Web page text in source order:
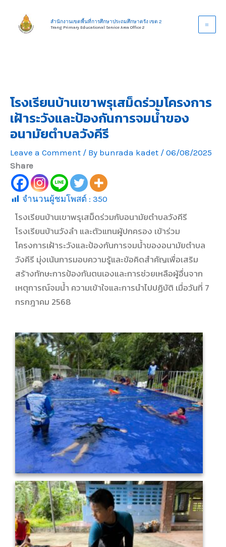
content
สำนักงานเขตพื้นที่การศึกษาประถมศึกษาตรัง เขต 2
Trang Primary Educational Service Area Office 2
โรงเรียนบ้านเขาพรุเสม็ดร่วมโครงการ
เฝ้าระวังและป้องกันการจมน้ำของ
อนามัยตำบลวังคีรี
Leave a Comment / By bunrada kadet / 06/08/2025
Share
จำนวนผู้ชมโพสต์ : 350
โรงเรียนบ้านเขาพรุเสม็ดร่วมกับอนามัยตำบลวังคีรี
โรงเรียนบ้านวังลำ และตัวแทนผู้ปกครอง เข้าร่วม
โครงการเฝ้าระวังและป้องกันการจมน้ำของอนามัยตำบล
วังคีรี มุ่งเน้นการมอบความรู้และข้อคิดสำคัญเพื่อเสริม
สร้างทักษะการป้องกันตนเองและการช่วยเหลือผู้อื่นจาก
เหตุการณ์จมน้ำ ความเข้าใจและการนำไปปฏิบัติ เมื่อวันที่ 7
กรกฎาคม 2568